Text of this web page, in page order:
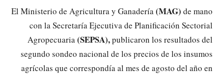
El Ministerio de Agricultura y Ganadería(MAG) de mano
con la Secretaría Ejecutiva de Planificación Sectorial
Agropecuaria(SEPSA),publicaron los resultados del
segundo sondeo nacional de los precios de los insumos
agrícolas que correspondía al mes de agosto del año en